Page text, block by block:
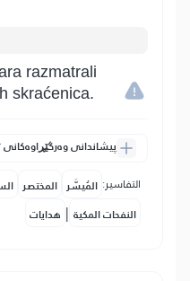
razmatrali
skraćenica.
پیشاندانی وەرگێڕاوەکانی
التفاسير: المُيسَّر المختصر
النفحات المكية | هدايات